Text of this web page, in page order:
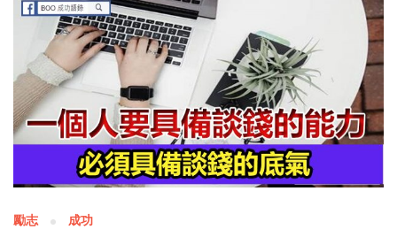
勵志 成功